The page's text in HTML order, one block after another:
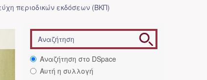
περιοδικών εκδόσεων (ΒΚΠ)
Αναζήτηση στο DSpace
Αυτή η συλλογή